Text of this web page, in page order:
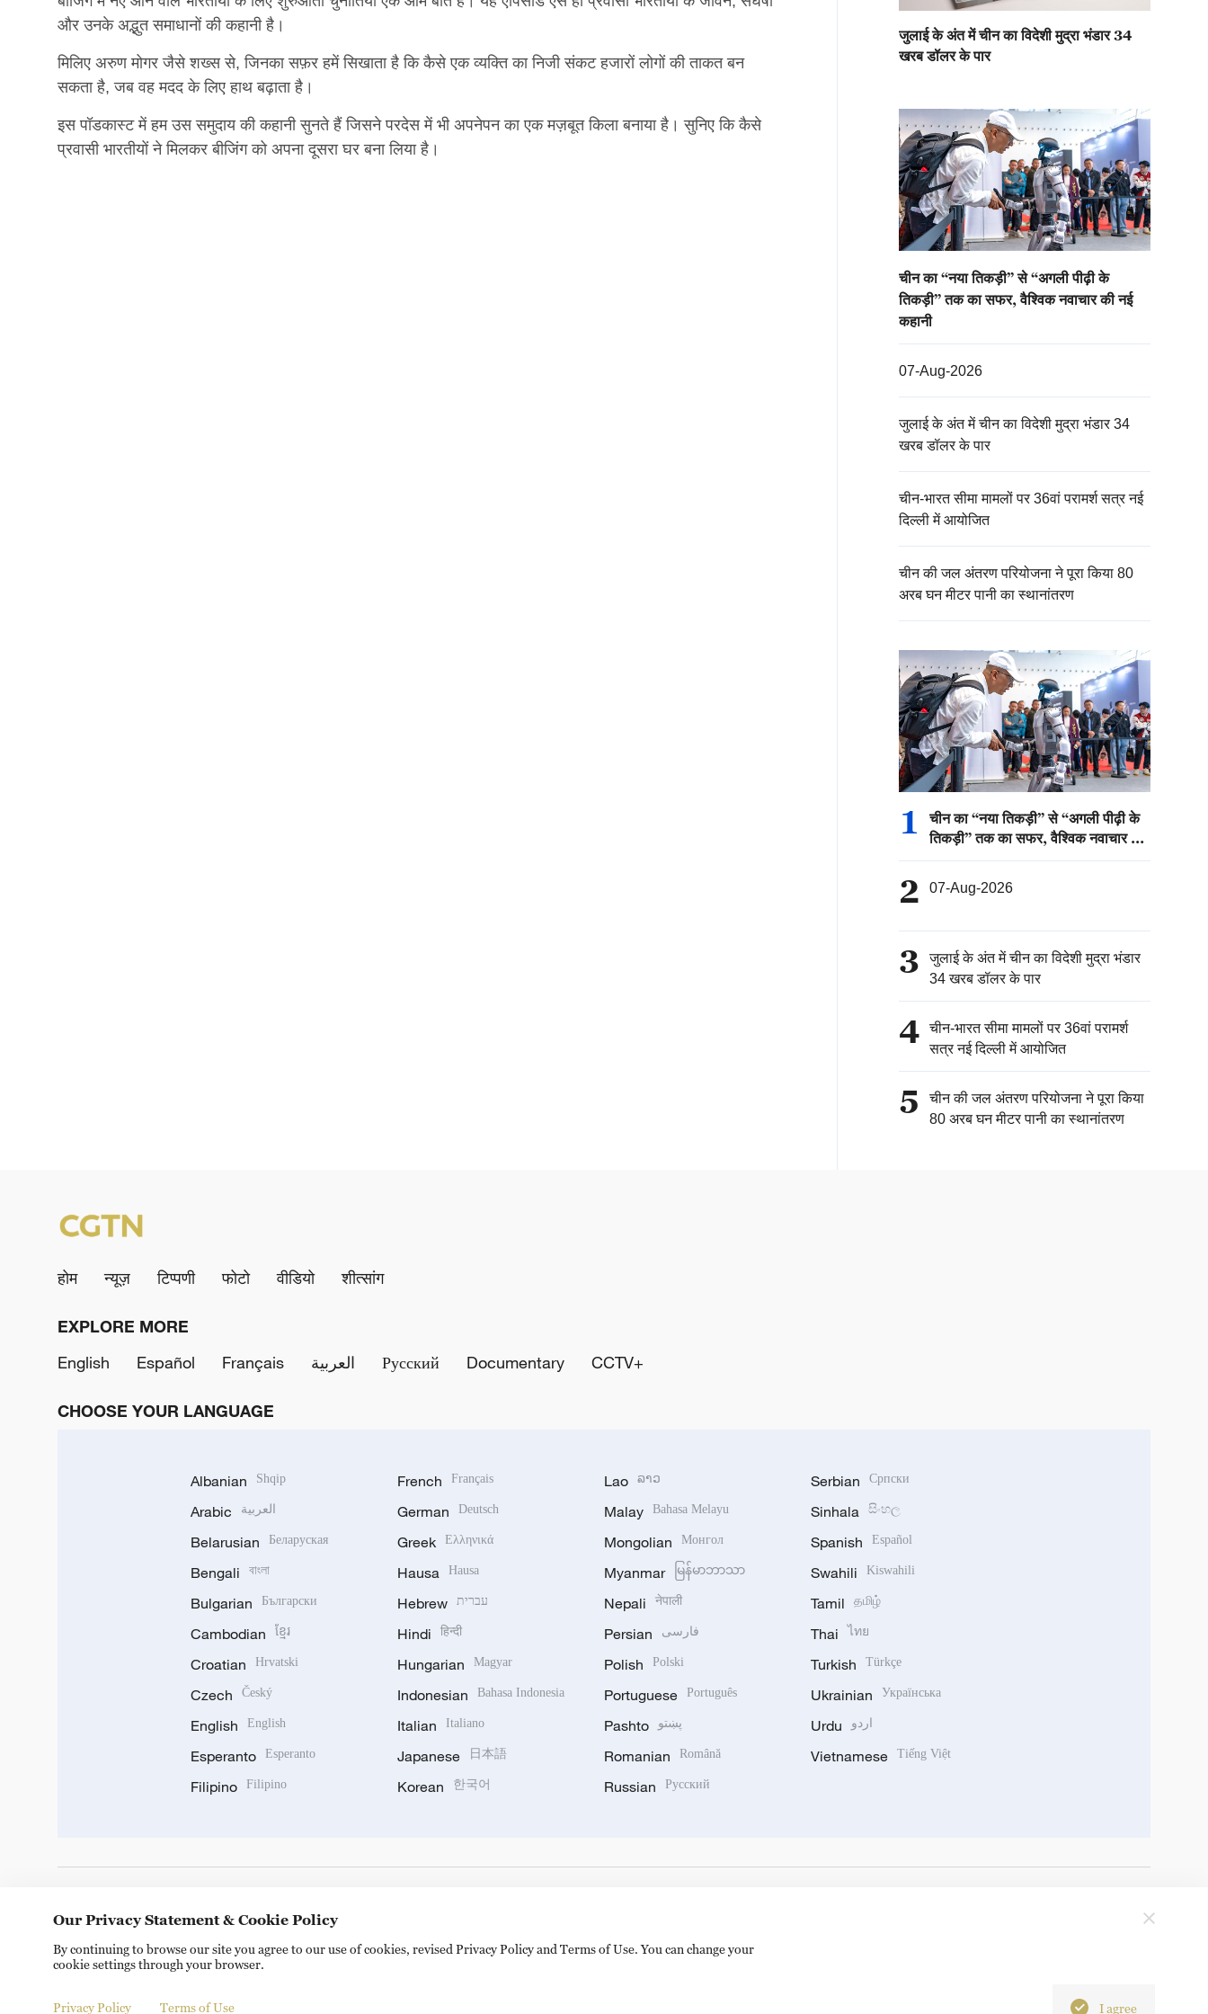
और उनके अद्भुत समाधानों की कहानी है।
मिलिए अरुण मोगर जैसे शख्स से, जिनका सफ़र हमें सिखाता है कि कैसे एक व्यक्ति का निजी संकट हजारों लोगों की ताकत बन
सकता है, जब वह मदद के लिए हाथ बढ़ाता है।
इस पॉडकास्ट में हम उस समुदाय की कहानी सुनते हैं जिसने परदेस में भी अपनेपन का एक मज़बूत किला बनाया है। सुनिए कि कैसे
प्रवासी भारतीयों ने मिलकर बीजिंग को अपना दूसरा घर बना लिया है।
जुलाई के अंत में चीन का विदेशी मुद्रा भंडार 34
खरब डॉलर के पार
चीन का “नया तिकड़ी” से “अगली पीढ़ी के
तिकड़ी” तक का सफर, वैश्विक नवाचार की नई
कहानी
07-Aug-2026
जुलाई के अंत में चीन का विदेशी मुद्रा भंडार 34
खरब डॉलर के पार
चीन-भारत सीमा मामलों पर 36वां परामर्श सत्र नई
दिल्ली में आयोजित
चीन की जल अंतरण परियोजना ने पूरा किया 80
अरब घन मीटर पानी का स्थानांतरण
1
चीन का “नया तिकड़ी” से “अगली पीढ़ी के
तिकड़ी” तक का सफर, वैश्विक नवाचार की
नई कहानी
2 07-Aug-2026
3
जुलाई के अंत में चीन का विदेशी मुद्रा भंडार
34 खरब डॉलर के पार
4
चीन-भारत सीमा मामलों पर 36वां परामर्श
सत्र नई दिल्ली में आयोजित
5
चीन की जल अंतरण परियोजना ने पूरा किया
80 अरब घन मीटर पानी का स्थानांतरण
होम न्यूज़ टिप्पणी फोटो वीडियो शीत्सांग
EXPLORE MORE
English
Español Français العربية Русский Documentary CCTV+
CHOOSE YOUR LANGUAGE
Albanian Shqip
Arabic العربية
Belarusian Беларуская
Bengali বাংলা
Bulgarian Български
Cambodian ខ្មែរ
Croatian Hrvatski
Czech Český
English English
Esperanto Esperanto
Filipino Filipino
French Français
German Deutsch
Greek Ελληνικά
Hausa Hausa
Hebrew עברית
Hindi हिन्दी
Hungarian Magyar
Indonesian Bahasa Indonesia
Italian Italiano
Japanese 日本語
Korean 한국어
Lao ລາວ
Malay Bahasa Melayu
Mongolian Монгол
Myanmar မြန်မာဘာသာ
Nepali नेपाली
Persian فارسی
Polish Polski
Portuguese Português
Pashto پښتو
Romanian Română
Russian Русский
Serbian Српски
Sinhala සිංහල
Spanish Español
Swahili Kiswahili
Tamil தமிழ்
Thai ไทย
Turkish Türkçe
Ukrainian Українська
Urdu اردو
Vietnamese Tiếng Việt
Our Privacy Statement & Cookie Policy
By continuing to browse our site you agree to our use of cookies, revised Privacy Policy and Terms of Use. You can change your
cookie settings through your browser.
Privacy Policy Terms of Use I agree